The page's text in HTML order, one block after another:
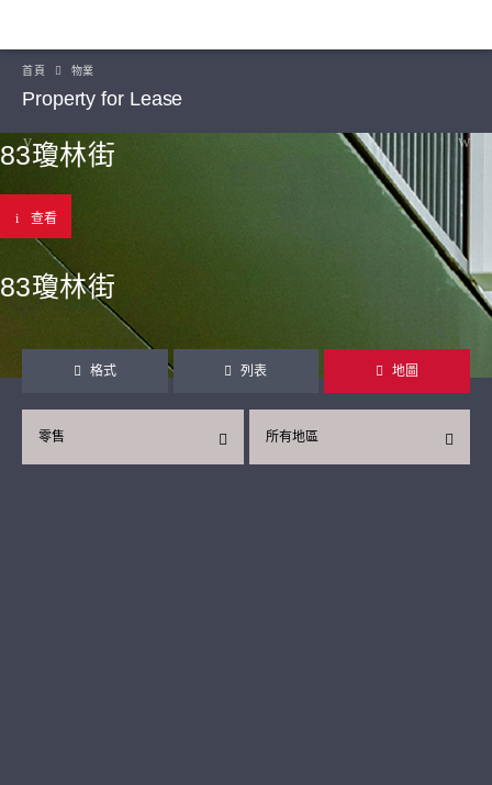
首頁 物業
Property for Lease
83瓊林街
查看
83瓊林街
格式 列表 地圖
所有地區
零售